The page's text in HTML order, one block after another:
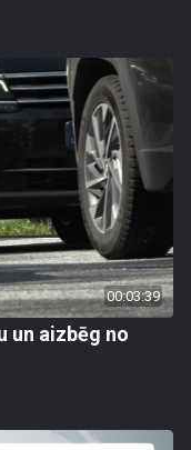
00:03:39
un aizbēg no